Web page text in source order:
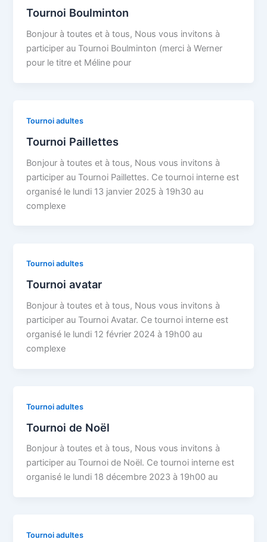
Tournoi Boulminton
Bonjour à toutes et à tous, Nous vous invitons à
participer au Tournoi Boulminton (merci à Werner
pour le titre et Méline pour
Tournoi adultes
Tournoi Paillettes
Bonjour à toutes et à tous, Nous vous invitons à
participer au Tournoi Paillettes. Ce tournoi interne est
organisé le lundi 13 janvier 2025 à 19h30 au
complexe
Tournoi adultes
Tournoi avatar
Bonjour à toutes et à tous, Nous vous invitons à
participer au Tournoi Avatar. Ce tournoi interne est
organisé le lundi 12 février 2024 à 19h00 au
complexe
Tournoi adultes
Tournoi de Noël
Bonjour à toutes et à tous, Nous vous invitons à
participer au Tournoi de Noël. Ce tournoi interne est
organisé le lundi 18 décembre 2023 à 19h00 au
Tournoi adultes